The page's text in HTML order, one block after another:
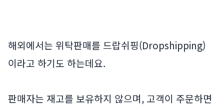
해외에서는 위탁판매를 드랍쉬핑(Dropshipping)
이라고 하기도 하는데요.
판매자는 재고를 보유하지 않으며, 고객이 주문하면